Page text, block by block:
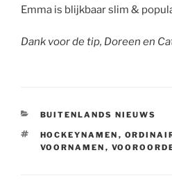
Emma is blijkbaar slim &
Dank voor de tip, Doreen en
CATEGORIEËN
BUITENLANDS NIEUWS
TAGS
HOCKEYNAMEN ,
VOORNAMEN ,